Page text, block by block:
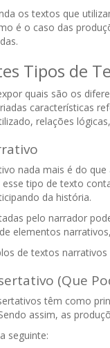
os textos que
é o caso das
Tipos de
quais são os
características
relações
nada mais é do
tipo de texto
da história.
pelo narrador
elementos
de textos
(Que
têm como
assim, as
seguinte: